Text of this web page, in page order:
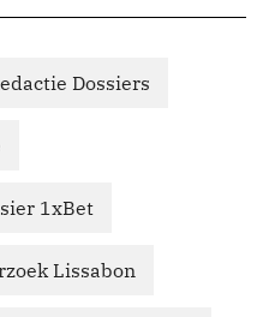
Dossiers
1xBet
Lissabon